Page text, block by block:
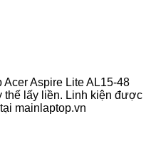
Aspire Lite AL15-48
thế lấy liền. Linh kiện được
mainlaptop.vn